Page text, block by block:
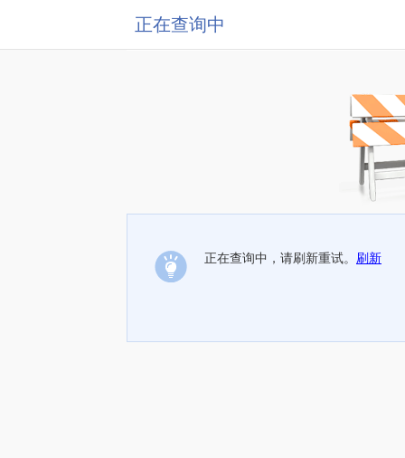
正在查询中
正在查询中，请刷新重试。 刷新